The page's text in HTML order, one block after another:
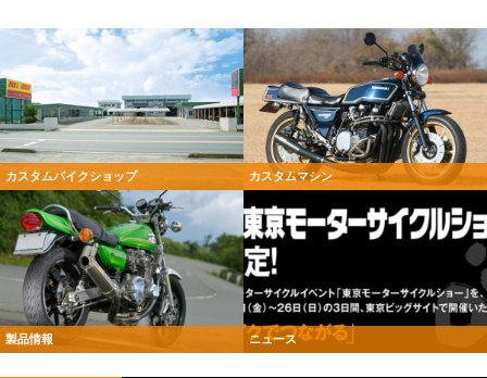
カスタムバイクショップ カスタムマシン
製品情報 ニュース